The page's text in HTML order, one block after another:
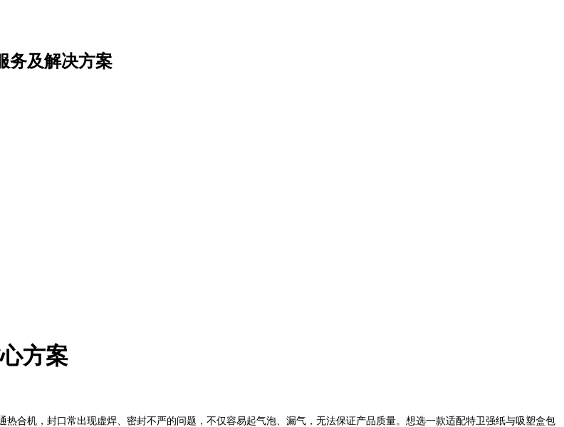
务及解决方案
方案
合机，封口常出现虚焊、密封不严的问题，不仅容易起气泡、漏气，无法保证产品质量。想选一款适配特卫强纸与吸塑盒包